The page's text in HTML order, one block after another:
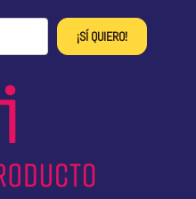
¡SÍ QUIERO!